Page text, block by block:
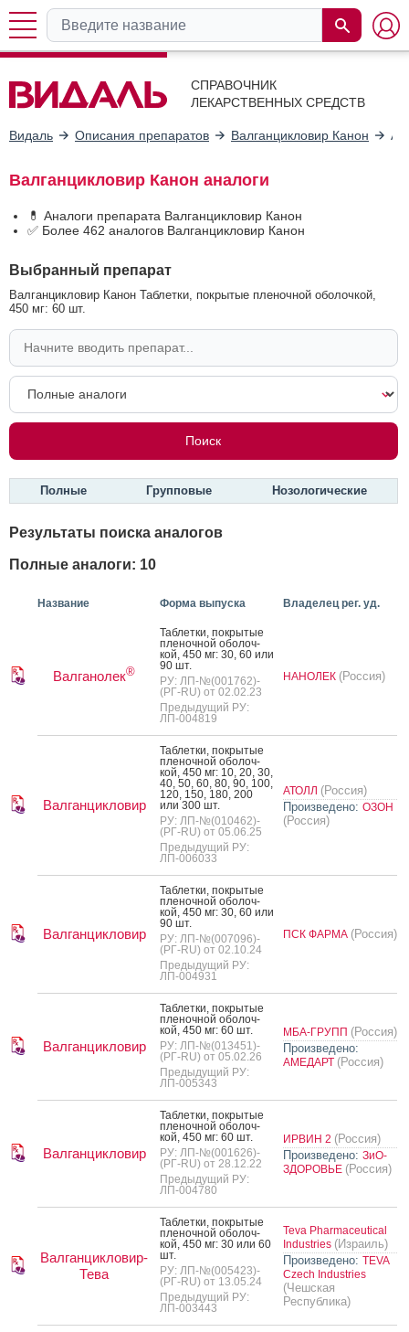
СПРАВОЧНИК
ЛЕКАРСТВЕННЫХ СРЕДСТВ
Видаль Описания препаратов Валганцикловир Канон
Валганцикловир Канон аналоги
💊 Аналоги препарата Валганцикловир Канон
✅ Более 462 аналогов Валганцикловир Канон
Выбранный препарат
Валганцикловир Канон Таблетки, покрытые пленочной оболочкой,
450 мг: 60 шт.
Полные Групповые Нозологические
Результаты поиска аналогов
Полные аналоги: 10
Название Форма выпуска Владелец рег. уд.
Валганолек®
Таб­летки, пок­ры­тые
пле­ноч­ной обо­лоч­
кой, 450 мг: 30, 60 или
90 шт.
РУ: ЛП-№(001762)-
(РГ-RU) от 02.02.23
Предыдущий РУ:
ЛП-004819
НАНОЛЕК (Россия)
Валганцикловир
Таб­летки, пок­ры­тые
пле­ноч­ной обо­лоч­
кой, 450 мг: 10, 20, 30,
40, 50, 60, 80, 90, 100,
120, 150, 180, 200
или 300 шт.
РУ: ЛП-№(010462)-
(РГ-RU) от 05.06.25
Предыдущий РУ:
ЛП-006033
АТОЛЛ (Россия)
Произведено: ОЗОН
(Россия)
Валганцикловир
Таб­летки, пок­ры­тые
пле­ноч­ной обо­лоч­
кой, 450 мг: 30, 60 или
90 шт.
РУ: ЛП-№(007096)-
(РГ-RU) от 02.10.24
Предыдущий РУ:
ЛП-004931
ПСК ФАРМА (Россия)
Валганцикловир
Таб­летки, пок­ры­тые
пле­ноч­ной обо­лоч­
кой, 450 мг: 60 шт.
РУ: ЛП-№(013451)-
(РГ-RU) от 05.02.26
Предыдущий РУ:
ЛП-005343
МБА-ГРУПП (Россия)
Произведено:
АМЕДАРТ (Россия)
Валганцикловир
Таб­летки, пок­ры­тые
пле­ноч­ной обо­лоч­
кой, 450 мг: 60 шт.
РУ: ЛП-№(001626)-
(РГ-RU) от 28.12.22
Предыдущий РУ:
ЛП-004780
ИРВИН 2 (Россия)
Произведено: ЗиО-
ЗДОРОВЬЕ (Россия)
Валганцикловир-
Тева
Таб­летки, пок­ры­тые
пле­ноч­ной обо­лоч­
кой, 450 мг: 30 или 60
шт.
РУ: ЛП-№(005423)-
(РГ-RU) от 13.05.24
Предыдущий РУ:
ЛП-003443
Teva Pharmaceutical
Industries (Израиль)
Произведено: TEVA
Czech Industries
(Чешская
Республика)